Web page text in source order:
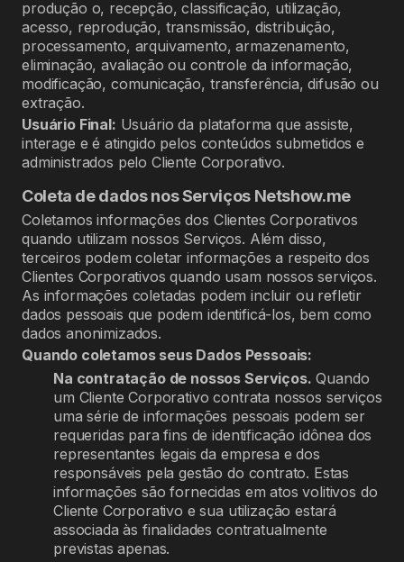
produção o, recepção, classificação, utilização,
acesso, reprodução, transmissão, distribuição,
processamento, arquivamento, armazenamento,
eliminação, avaliação ou controle da informação,
modificação, comunicação, transferência, difusão ou
extração.
Usuário Final: Usuário da plataforma que assiste,
interage e é atingido pelos conteúdos submetidos e
administrados pelo Cliente Corporativo.
Coleta de dados nos Serviços Netshow.me
Coletamos informações dos Clientes Corporativos
quando utilizam nossos Serviços. Além disso,
terceiros podem coletar informações a respeito dos
Clientes Corporativos quando usam nossos serviços.
As informações coletadas podem incluir ou refletir
dados pessoais que podem identificá-los, bem como
dados anonimizados.
Quando coletamos seus Dados Pessoais:
Na contratação de nossos Serviços. Quando
um Cliente Corporativo contrata nossos serviços
uma série de informações pessoais podem ser
requeridas para fins de identificação idônea dos
representantes legais da empresa e dos
responsáveis pela gestão do contrato. Estas
informações são fornecidas em atos volitivos do
Cliente Corporativo e sua utilização estará
associada às finalidades contratualmente
previstas apenas.